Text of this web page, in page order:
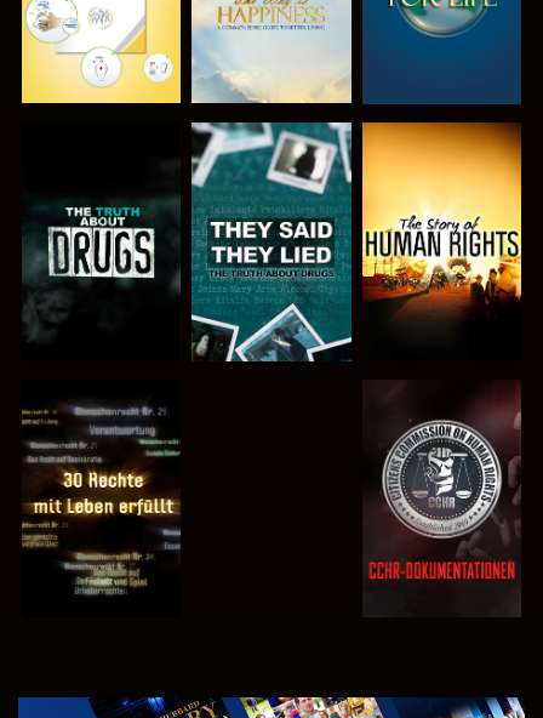
ANSEHEN ANSEHEN
ANSEHEN ANSEHEN
ANSEHEN
SERIE